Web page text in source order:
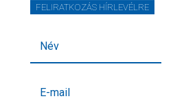
FELIRATKOZÁS HÍRLEVÉLRE